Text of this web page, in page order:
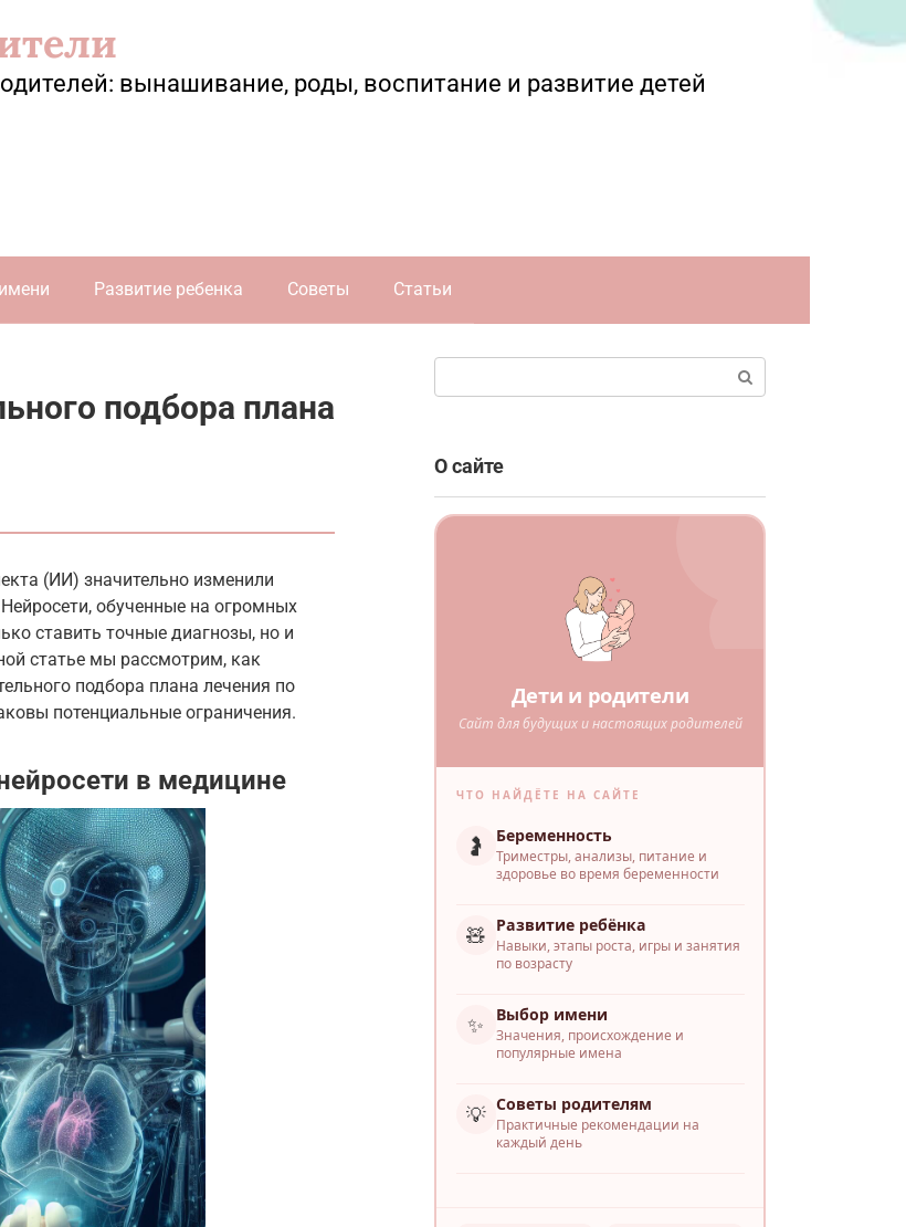
вынашивание, роды, воспитание и развитие детей
Развитие ребенка Советы Статьи
подбора плана
(ИИ) значительно изменили
обученные на огромных
ставить точные диагнозы, но и
статье мы рассмотрим, как
подбора плана лечения по
потенциальные ограничения.
в медицине
О сайте
Дети и родители
Сайт для будущих и настоящих родителей
ЧТО НАЙДЁТЕ НА САЙТЕ
🤰 Беременность
Триместры, анализы, питание и
здоровье во время беременности
🧸 Развитие ребёнка
Навыки, этапы роста, игры и занятия
по возрасту
✨ Выбор имени
Значения, происхождение и
популярные имена
💡 Советы родителям
Практичные рекомендации на
каждый день